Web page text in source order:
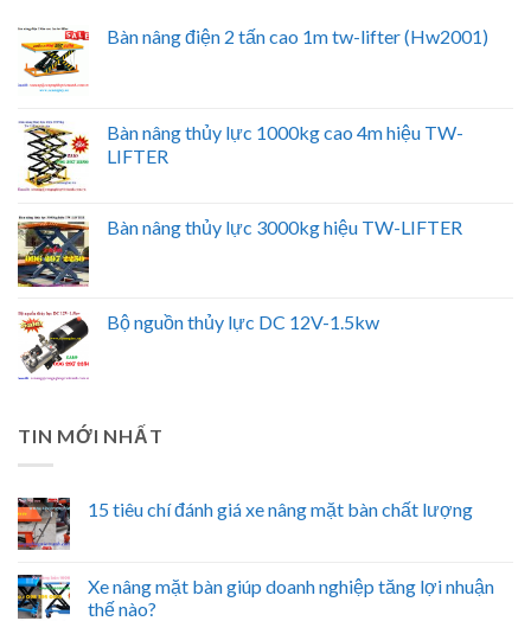
Bàn nâng điện 2 tấn cao 1m tw-lifter (Hw2001)
Bàn nâng thủy lực 1000kg cao 4m hiệu TW-
LIFTER
Bàn nâng thủy lực 3000kg hiệu TW-LIFTER
Bộ nguồn thủy lực DC 12V-1.5kw
TIN MỚI NHẤT
15 tiêu chí đánh giá xe nâng mặt bàn chất lượng
Xe nâng mặt bàn giúp doanh nghiệp tăng lợi nhuận
thế nào?